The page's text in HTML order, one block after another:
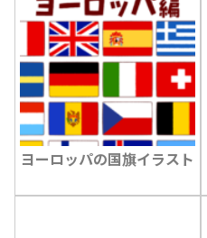
ヨーロッパの国旗イラスト